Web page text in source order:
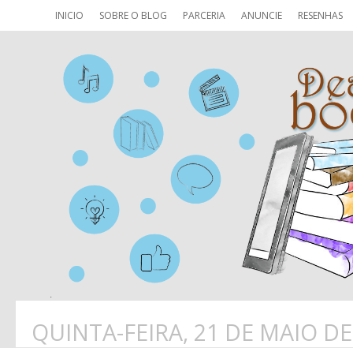
INICIO SOBRE O BLOG PARCERIA ANUNCIE RESENHAS
QUINTA-FEIRA, 21 DE MAIO